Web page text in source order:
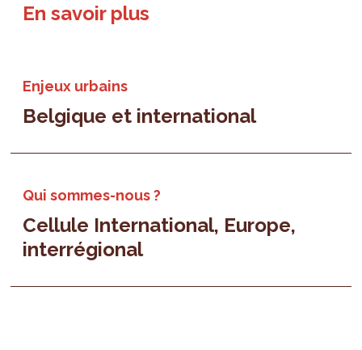
En savoir plus
Enjeux urbains
Belgique et international
Qui sommes-nous ?
Cellule International, Europe,
interrégional